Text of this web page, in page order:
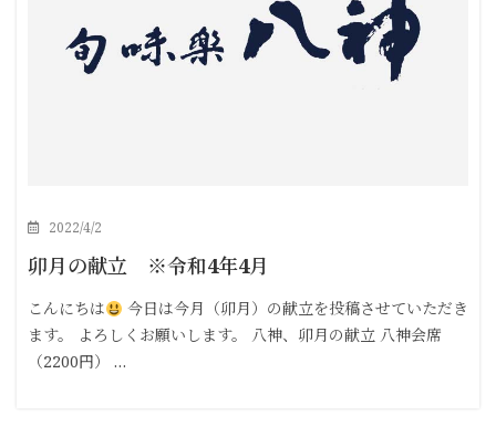
2022/4/2
卯月の献立 ※令和4年4月
こんにちは
今日は今月（卯月）の献立を投稿させていただき
ます。 よろしくお願いします。 八神、卯月の献立 八神会席
（2200円） …